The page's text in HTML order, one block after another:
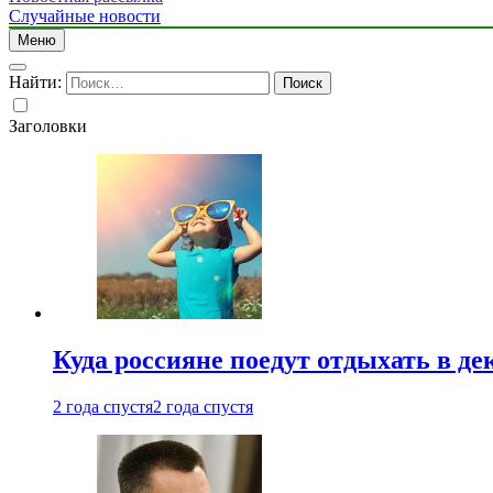
Случайные новости
Меню
Найти:
Заголовки
Куда россияне поедут отдыхать в
2 года спустя2 года спустя